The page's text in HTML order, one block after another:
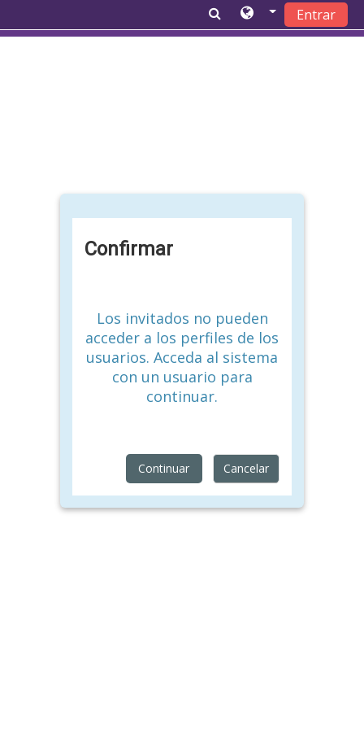
Entrar
Confirmar
Los invitados no pueden
acceder a los perfiles de los
usuarios. Acceda al sistema
con un usuario para
continuar.
Continuar Cancelar